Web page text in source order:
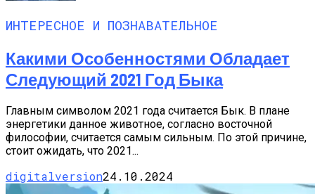
ИНТЕРЕСНОЕ И ПОЗНАВАТЕЛЬНОЕ
Какими Особенностями Обладает
Следующий 2021 Год Быка
Главным символом 2021 года считается Бык. В плане
энергетики данное животное, согласно восточной
философии, считается самым сильным. По этой причине,
стоит ожидать, что 2021...
digitalversion24.10.2024